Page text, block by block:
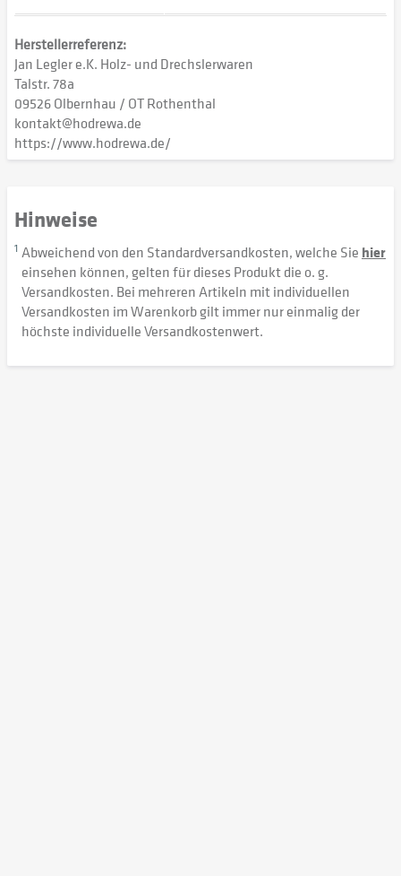
Herstellerreferenz:
Jan Legler e.K. Holz- und Drechslerwaren
Talstr. 78a
09526 Olbernhau / OT Rothenthal
kontakt@hodrewa.de
https://www.hodrewa.de/
Hinweise
1 Abweichend von den Standardversandkosten, welche Sie hier
einsehen können, gelten für dieses Produkt die o. g.
Versandkosten. Bei mehreren Artikeln mit individuellen
Versandkosten im Warenkorb gilt immer nur einmalig der
höchste individuelle Versandkostenwert.